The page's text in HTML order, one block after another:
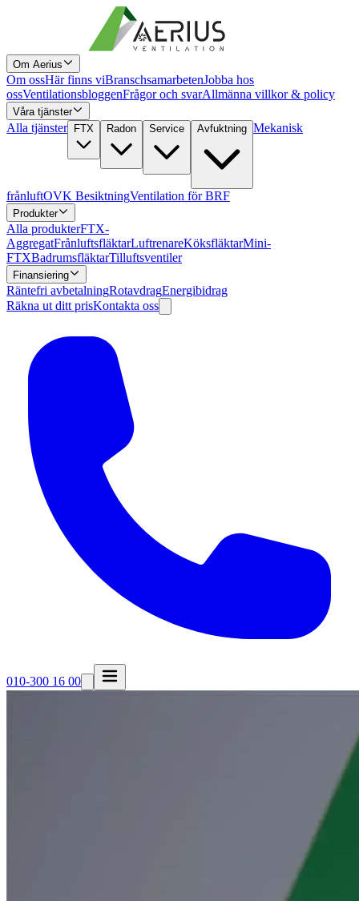
Om Aerius
Om ossHär finns viBranschsamarbetenJobba hos
ossVentilationsbloggenFrågor och svarAllmänna villkor & policy
Våra tjänster
Alla tjänster FTX Radon Service Avfuktning Mekanisk
frånluftOVK BesiktningVentilation för BRF
Produkter
Alla produkterFTX-
AggregatFrånluftsfläktarLuftrenareKöksfläktarMini-
FTXBadrumsfläktarTilluftsventiler
Finansiering
Räntefri avbetalningRotavdragEnergibidrag
Räkna ut ditt prisKontakta oss
010-300 16 00